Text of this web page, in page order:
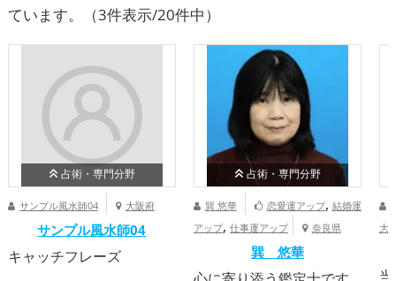
ています。
（3件表示/20件中）
占術・専門分野
サンプル風水師04 大阪府
サンプル風水師04
キャッチフレーズ
占術・専門分野
巽 悠華 恋愛運アップ, 結婚運
アップ, 仕事運アップ 奈良県
巽 悠華
大